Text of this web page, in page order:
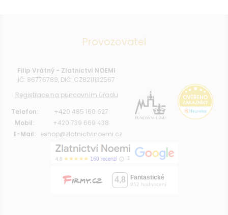
Provozovatel
Filip Vrátný - Zlatnictví NOEMI
IČ: 86776789, DIČ: CZ8211132567
Registrace na puncovním úřadu
Telefon:
+420 485 160 627
Mobil:
+420 739 669 438
E-Mail:
eshop@zlatnictvinoemi.cz